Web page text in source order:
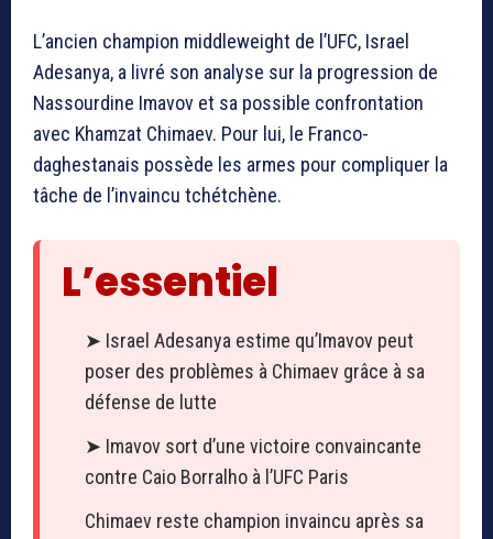
L’ancien champion middleweight de l’UFC, Israel
Adesanya, a livré son analyse sur la progression de
Nassourdine Imavov et sa possible confrontation
avec Khamzat Chimaev. Pour lui, le Franco-
daghestanais possède les armes pour compliquer la
tâche de l’invaincu tchétchène.
L’essentiel
➤ Israel Adesanya estime qu’Imavov peut
poser des problèmes à Chimaev grâce à sa
défense de lutte
➤ Imavov sort d’une victoire convaincante
contre Caio Borralho à l’UFC Paris
Chimaev reste champion invaincu après sa